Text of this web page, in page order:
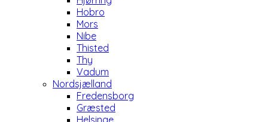
Hobro
Mors
Nibe
Thisted
Thy
Vadum
Nordsjælland
Fredensborg
Græsted
Helsinge